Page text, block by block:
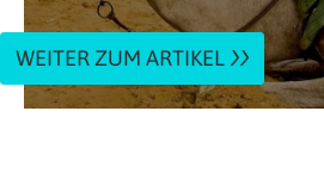
WEITER ZUM ARTIKEL